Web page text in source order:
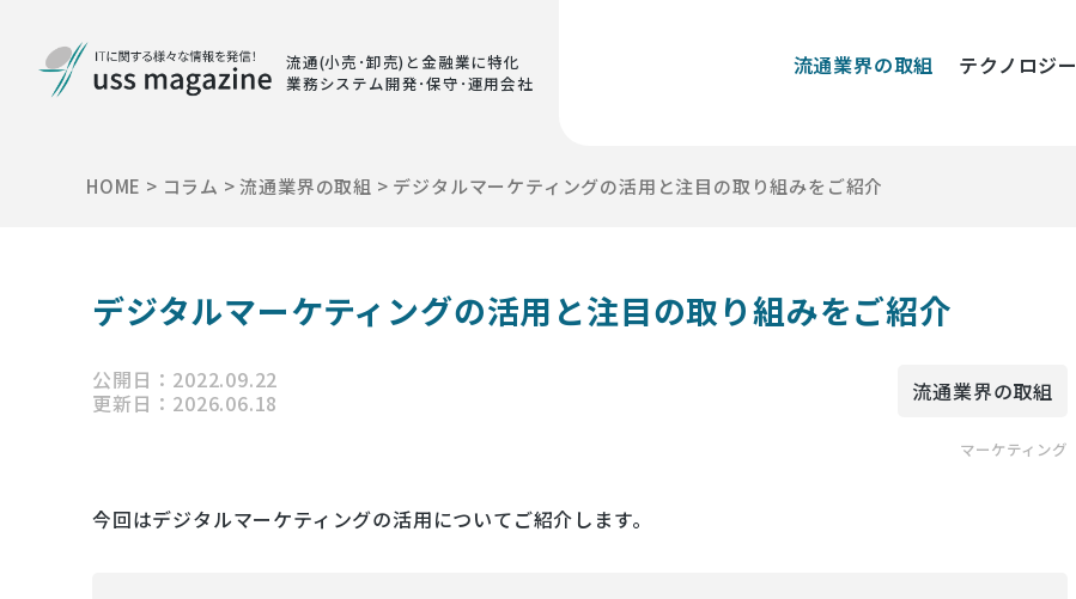
流通(小売･卸売)と金融業に特化
業務システム開発･保守･運用会社
流通業界の取組 テクノロジー
HOME > コラム >流通業界の取組 > デジタルマーケティングの活用と注目の取り組みをご紹介
デジタルマーケティングの活用と注目の取り組みをご紹介
公開日：2022.09.22
更新日：2026.06.18
流通業界の取組
マーケティング
今回はデジタルマーケティングの活用についてご紹介します。